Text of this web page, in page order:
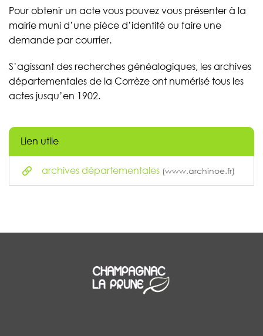
Pour obtenir un acte vous pouvez vous présenter à la
mairie muni d’une pièce d’identité ou faire une
demande par courrier.
S’agissant des recherches généalogiques, les archives
départementales de la Corrèze ont numérisé tous les
actes jusqu’en 1902.
Lien utile
archives départementales (www.archinoe.fr)